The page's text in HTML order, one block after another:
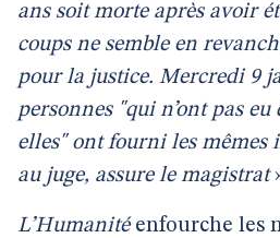
ans soit morte après avoir
coups ne semble en
pour la justice. Mercredi 9
personnes "qui n’ont pas
elles" ont fourni les mêmes
au juge, assure le magistrat
L’Humanitéenfourche les